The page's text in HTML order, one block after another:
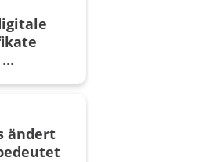
ändert